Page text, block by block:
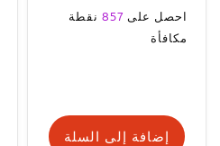
العادي
السعر
العادي
احصل على 857 نقطة
مكافأة
إضافة إلى السلة